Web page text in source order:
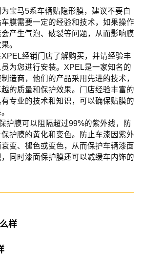
宝马5系车辆贴隐形膜，建议不要自
膜需要一定的经验和技术，如果操作
产生气泡、破裂等问题，从而影响膜
。
经销门店了解购买，并请经验丰
为您进行安装。XPEL是一家知名的
造商，他们的产品采用先进的技术，
的质量和保护效果。门店经验丰富的
专业的技术和知识，可以确保贴膜的
护膜可以阻隔超过99%的紫外线，防
保护膜的黄化和变色。防止车漆因紫外
变、褪色或变色，从而保护车辆漆面
同时漆面保护膜还可以减缓车内饰的
样